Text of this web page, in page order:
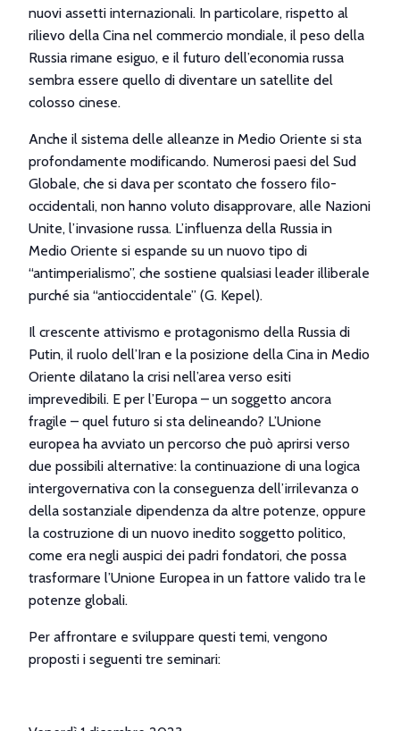
nuovi assetti internazionali. In particolare, rispetto al
rilievo della Cina nel commercio mondiale, il peso della
Russia rimane esiguo, e il futuro dell’economia russa
sembra essere quello di diventare un satellite del
colosso cinese.
Anche il sistema delle alleanze in Medio Oriente si sta
profondamente modificando. Numerosi paesi del Sud
Globale, che si dava per scontato che fossero filo-
occidentali, non hanno voluto disapprovare, alle Nazioni
Unite, l’invasione russa. L’influenza della Russia in
Medio Oriente si espande su un nuovo tipo di
“antimperialismo”, che sostiene qualsiasi leader illiberale
purché sia “antioccidentale” (G. Kepel).
Il crescente attivismo e protagonismo della Russia di
Putin, il ruolo dell’Iran e la posizione della Cina in Medio
Oriente dilatano la crisi nell’area verso esiti
imprevedibili. E per l’Europa – un soggetto ancora
fragile – quel futuro si sta delineando? L’Unione
europea ha avviato un percorso che può aprirsi verso
due possibili alternative: la continuazione di una logica
intergovernativa con la conseguenza dell’irrilevanza o
della sostanziale dipendenza da altre potenze, oppure
la costruzione di un nuovo inedito soggetto politico,
come era negli auspici dei padri fondatori, che possa
trasformare l’Unione Europea in un fattore valido tra le
potenze globali.
Per affrontare e sviluppare questi temi, vengono
proposti i seguenti tre seminari: